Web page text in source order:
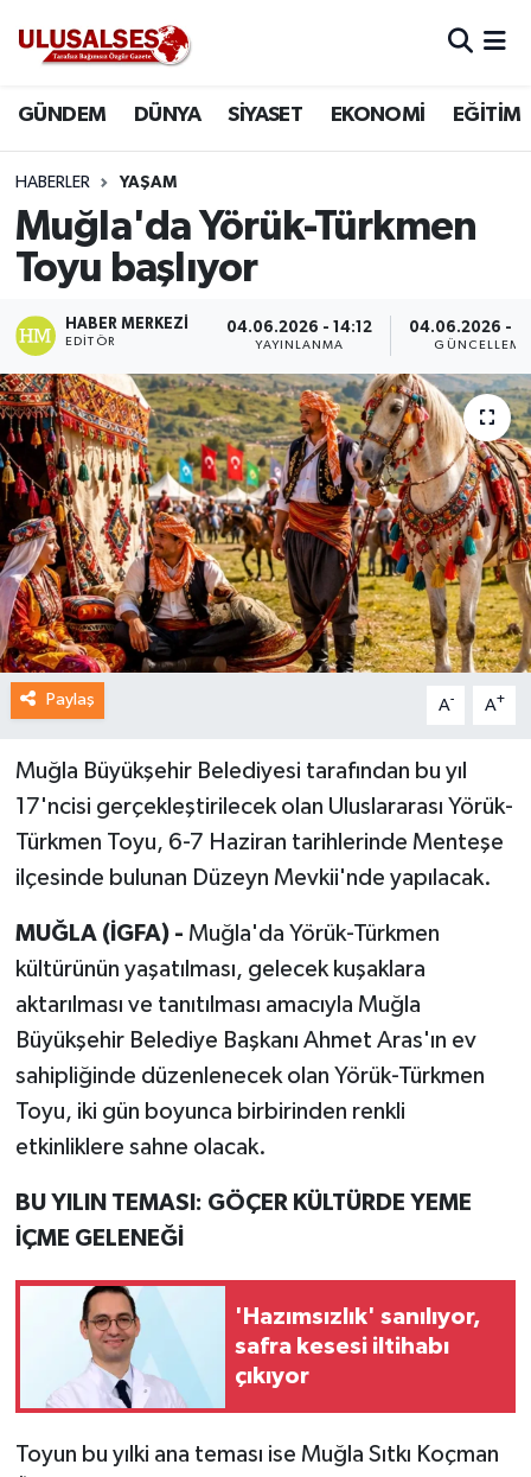
GÜNDEM DÜNYA SİYASET EKONOMİ EĞİTİM
HABERLER YAŞAM
Muğla'da Yörük-Türkmen
Toyu başlıyor
HABER MERKEZI
EDITÖR
04.06.2026 - 14:12
YAYINLANMA
04.06.2026 -
GÜNCELLEME
Paylaş A- A+
Muğla Büyükşehir Belediyesi tarafından bu yıl
17'ncisi gerçekleştirilecek olan Uluslararası Yörük-
Türkmen Toyu, 6-7 Haziran tarihlerinde Menteşe
ilçesinde bulunan Düzeyn Mevkii'nde yapılacak.
MUĞLA (İGFA) - Muğla'da Yörük-Türkmen
kültürünün yaşatılması, gelecek kuşaklara
aktarılması ve tanıtılması amacıyla Muğla
Büyükşehir Belediye Başkanı Ahmet Aras'ın ev
sahipliğinde düzenlenecek olan Yörük-Türkmen
Toyu, iki gün boyunca birbirinden renkli
etkinliklere sahne olacak.
BU YILIN TEMASI: GÖÇER KÜLTÜRDE YEME
İÇME GELENEĞİ
'Hazımsızlık' sanılıyor,
safra kesesi iltihabı
çıkıyor
Toyun bu yılki ana teması ise Muğla Sıtkı Koçman
DÜNYA
SİYASET
EKONOMİ
EĞİTİM
SAĞLIK
MAGAZİN
SPOR
Trafik Durumu
Süper Lig Puan Durumu ve Fikstür
Tüm Manşetler
Son Dakika Haberleri
Haber Arşivi